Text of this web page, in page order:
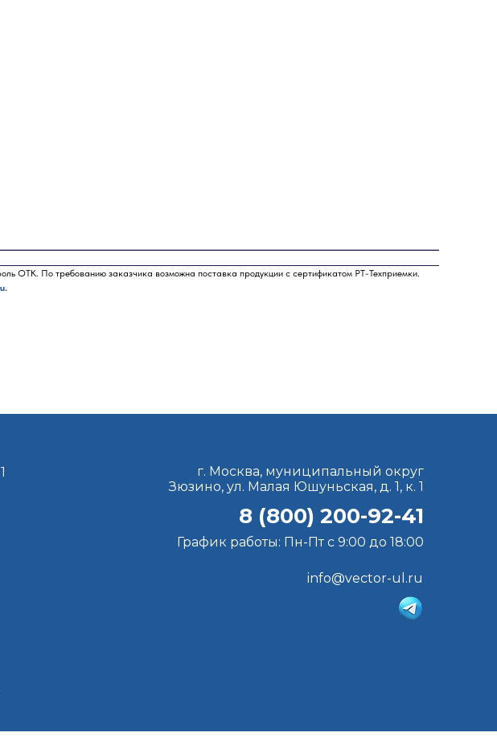
ОТК. По требованию заказчика возможна поставка продукции с сертификатом РТ-Техприемки.
info@vector-ul.ru
График работы: Пн-Пт с 9:00 до 18:00
г. Москва, муниципальный округ
Зюзино, ул. Малая Юшуньская, д. 1, к. 1
8 (800) 200-92-41